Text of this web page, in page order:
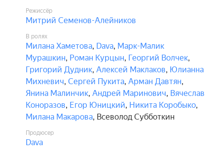
Режиссёр
Митрий Семенов-Алейников
В ролях
Милана Хаметова, Dava, Марк-Малик
Мурашкин, Роман Курцын, Георгий Волчек,
Григорий Дудник, Алексей Маклаков, Юлианна
Михневич, Сергей Пукита, Арман Давтян,
Янина Малинчик, Андрей Маринович, Вячеслав
Коноразов, Егор Юницкий, Никита Коробыко,
Милана Макарова, Всеволод Субботкин
Продюсер
Dava